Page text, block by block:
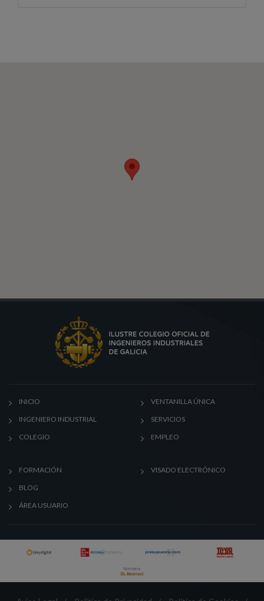
INICIO
INGENIERO INDUSTRIAL
COLEGIO
VENTANILLA ÚNICA
SERVICIOS
EMPLEO
FORMACIÓN
BLOG
ÁREA USUARIO
VISADO ELECTRÓNICO